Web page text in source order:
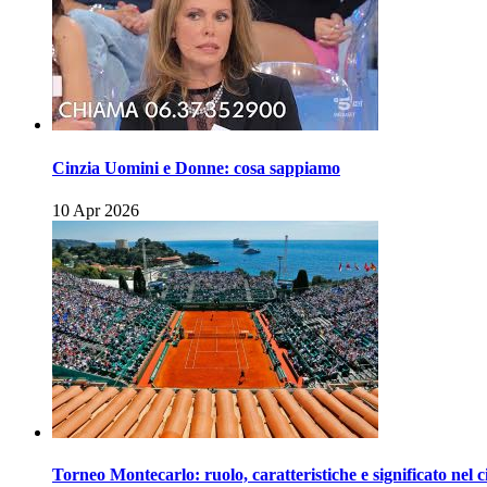
Cinzia Uomini e Donne: cosa sappiamo
10 Apr 2026
Torneo Montecarlo: ruolo, caratteristiche e significato nel